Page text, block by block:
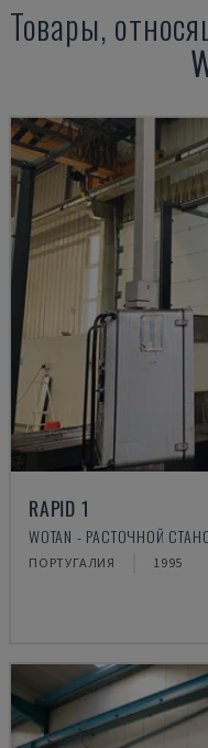
Товары,
RAPID 1
WOTAN - РАСТОЧНОЙ
ПОРТУГАЛИЯ 1995